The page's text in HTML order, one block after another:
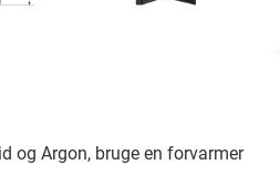
og Argon, bruge en forvarmer